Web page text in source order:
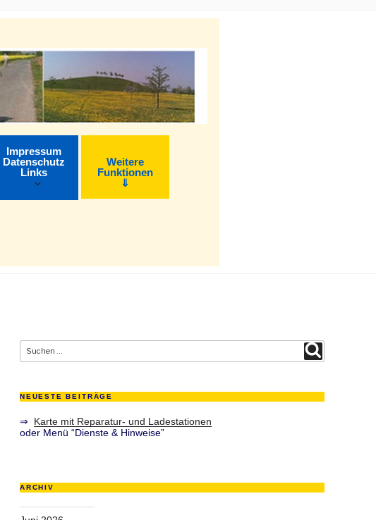
Impressum
Datenschutz
Links
Weitere
Funktionen
⇓
Suche
nach:
NEUESTE BEITRÄGE
⇒ Karte mit Reparatur- und Ladestationen
oder Menü “Dienste & Hinweise”
ARCHIV